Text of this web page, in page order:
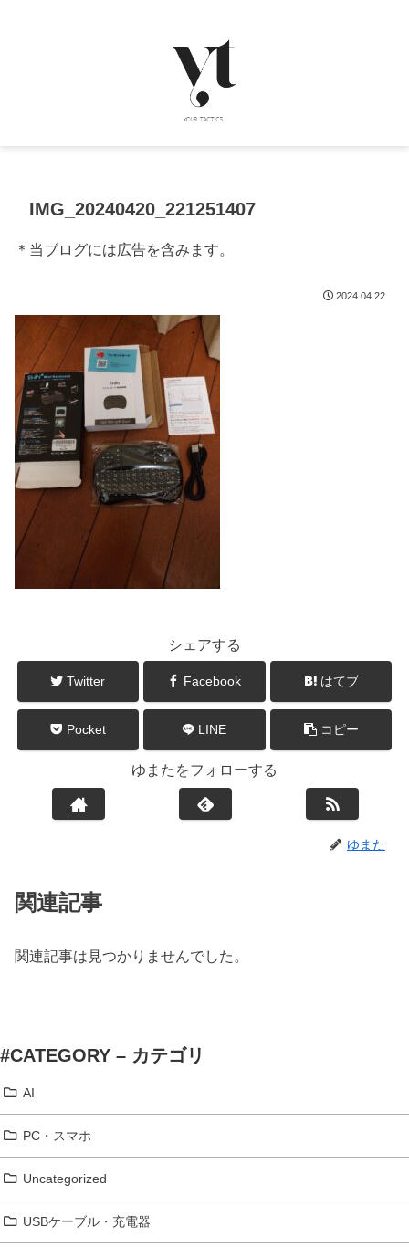
IMG_20240420_221251407
＊当ブログには広告を含みます。
2024.04.22
シェアする
Twitter Facebook はてブ
Pocket LINE コピー
ゆまたをフォローする
ゆまた
関連記事
関連記事は見つかりませんでした。
#CATEGORY – カテゴリ
AI
PC・スマホ
Uncategorized
USBケーブル・充電器